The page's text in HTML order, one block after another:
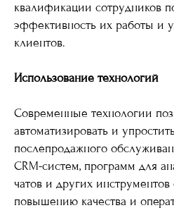
квалификации сотрудников
эффективность их работы и
клиентов.
Использование технологий
Современные технологии
автоматизировать и
послепродажного
CRM-систем, программ для
чатов и других инструментов
повышению качества и